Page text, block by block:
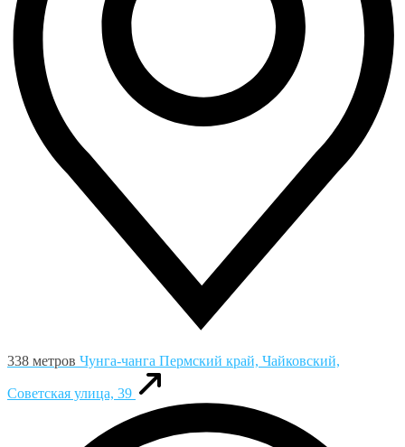
338 метров Чунга-чанга Пермский край, Чайковский,
Советская улица, 39